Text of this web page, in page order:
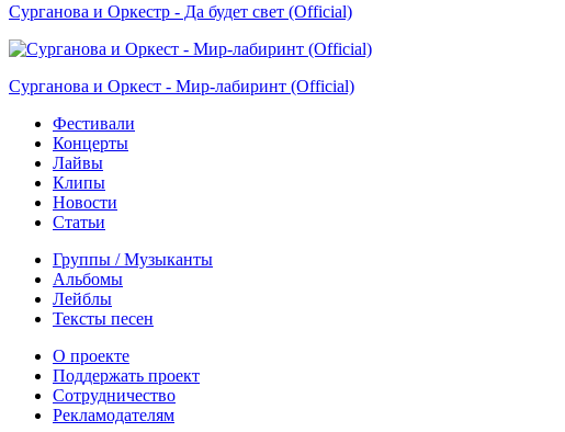
Сурганова и Оркестр - Да будет свет (Official)
Сурганова и Оркест - Мир-лабиринт (Official)
Фестивали
Концерты
Лайвы
Клипы
Новости
Статьи
Группы / Музыканты
Альбомы
Лейблы
Тексты песен
О проекте
Поддержать проект
Сотрудничество
Рекламодателям